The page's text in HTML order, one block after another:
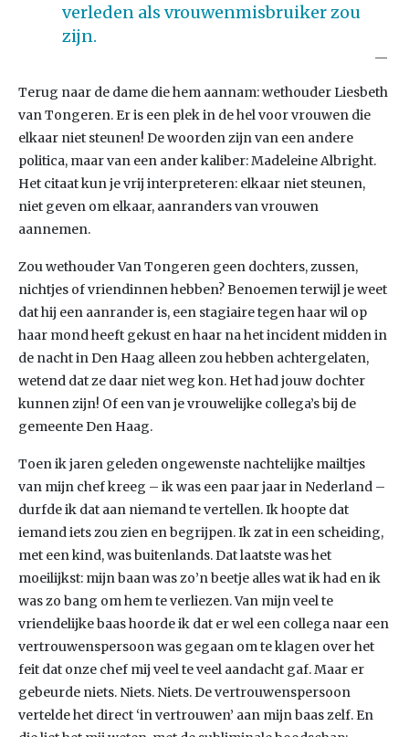
verleden als vrouwenmisbruiker zou
zijn.
Terug naar de dame die hem aannam: wethouder Liesbeth
van Tongeren. Er is een plek in de hel voor vrouwen die
elkaar niet steunen! De woorden zijn van een andere
politica, maar van een ander kaliber: Madeleine Albright.
Het citaat kun je vrij interpreteren: elkaar niet steunen,
niet geven om elkaar, aanranders van vrouwen
aannemen.
Zou wethouder Van Tongeren geen dochters, zussen,
nichtjes of vriendinnen hebben? Benoemen terwijl je weet
dat hij een aanrander is, een stagiaire tegen haar wil op
haar mond heeft gekust en haar na het incident midden in
de nacht in Den Haag alleen zou hebben achtergelaten,
wetend dat ze daar niet weg kon. Het had jouw dochter
kunnen zijn! Of een van je vrouwelijke collega’s bij de
gemeente Den Haag.
Toen ik jaren geleden ongewenste nachtelijke mailtjes
van mijn chef kreeg – ik was een paar jaar in Nederland –
durfde ik dat aan niemand te vertellen. Ik hoopte dat
iemand iets zou zien en begrijpen. Ik zat in een scheiding,
met een kind, was buitenlands. Dat laatste was het
moeilijkst: mijn baan was zo’n beetje alles wat ik had en ik
was zo bang om hem te verliezen. Van mijn veel te
vriendelijke baas hoorde ik dat er wel een collega naar een
vertrouwenspersoon was gegaan om te klagen over het
feit dat onze chef mij veel te veel aandacht gaf. Maar er
gebeurde niets. Niets. Niets. De vertrouwenspersoon
vertelde het direct ‘in vertrouwen’ aan mijn baas zelf. En